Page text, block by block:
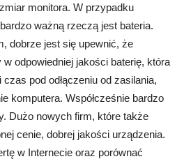
monitora. W przypadku
ważną rzeczą jest bateria.
dobrze jest się upewnić, że
odpowiedniej jakości baterię, która
pod odłączeniu od zasilania,
komputera. Współcześnie bardzo
Dużo nowych firm, które także
cenie, dobrej jakości urządzenia.
w Internecie oraz porównać